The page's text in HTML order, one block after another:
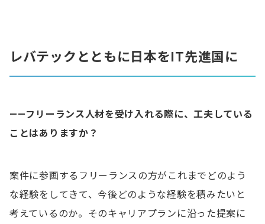
レバテックとともに日本をIT先進国に
——フリーランス人材を受け入れる際に、工夫している
ことはありますか？
案件に参画するフリーランスの方がこれまでどのよう
な経験をしてきて、今後どのような経験を積みたいと
考えているのか。そのキャリアプランに沿った提案に